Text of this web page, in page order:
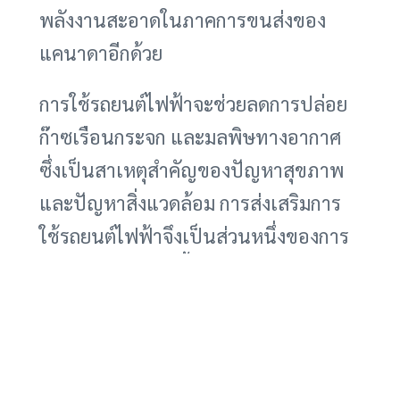
พลังงานสะอาดในภาคการขนส่งของ
แคนาดาอีกด้วย
การใช้รถยนต์ไฟฟ้าจะช่วยลดการปล่อย
ก๊าซเรือนกระจก และมลพิษทางอากาศ
ซึ่งเป็นสาเหตุสำคัญของปัญหาสุขภาพ
และปัญหาสิ่งแวดล้อม การส่งเสริมการ
ใช้รถยนต์ไฟฟ้าจึงเป็นส่วนหนึ่งของการ